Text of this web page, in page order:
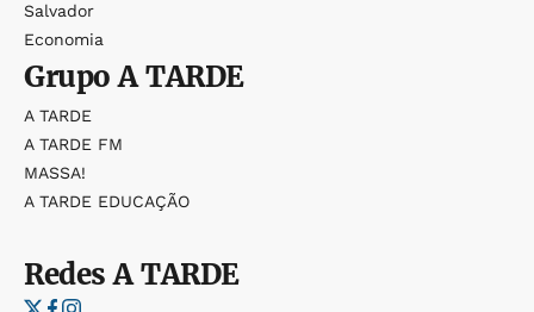
Salvador
Economia
GrupoA TARDE
A TARDE
A TARDE FM
MASSA!
A TARDE EDUCAÇÃO
RedesA TARDE